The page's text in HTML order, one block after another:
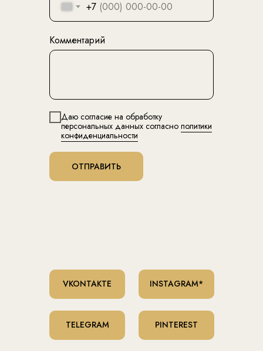
+7
Комментарий
Даю согласие на обработку
персональных данных согласно политики
конфиденциальности
ОТПРАВИТЬ
INSTAGRAM*
PINTEREST
VKONTAKTE
TELEGRAM